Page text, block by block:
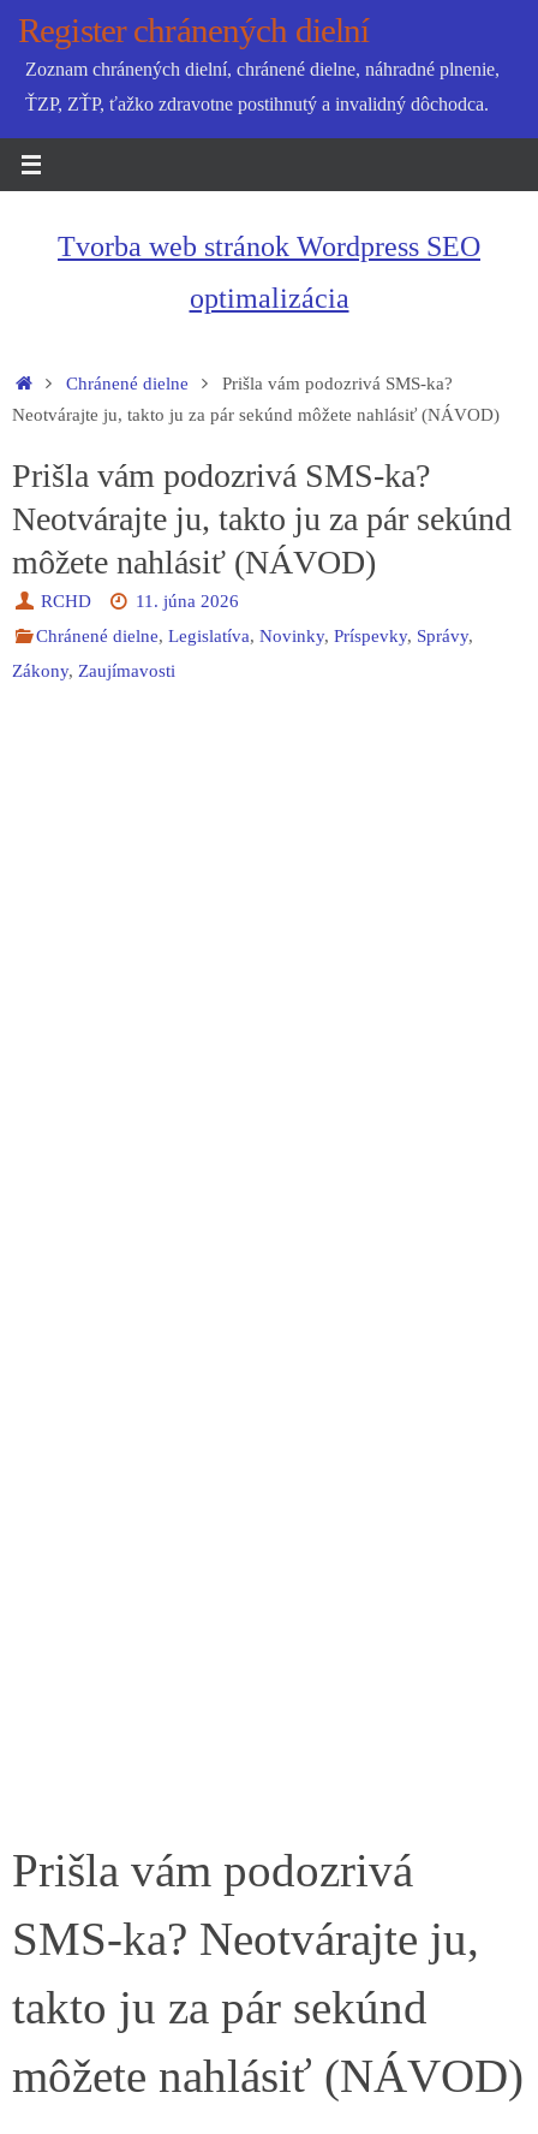
SkipRegister chránených dielní
Zoznam chránených dielní, chránené dielne, náhradné plnenie,
ŤZP, ZŤP, ťažko zdravotne postihnutý a invalidný dôchodca.
Tvorba web stránok Wordpress SEO
optimalizácia
HomeChránené dielne
Prišla vám podozrivá SMS-ka?
Neotvárajte ju, takto ju za pár sekúnd môžete nahlásiť (NÁVOD)
Prišla vám podozrivá SMS-ka?
Neotvárajte ju, takto ju za pár sekúnd
môžete nahlásiť (NÁVOD)
RCHD
11. júna 2026
Chránené dielne,Legislatíva,Novinky,Príspevky, Správy,
Zákony, Zaujímavosti
Prišla vám podozrivá
SMS-ka? Neotvárajte ju,
takto ju za pár sekúnd
môžete nahlásiť (NÁVOD)